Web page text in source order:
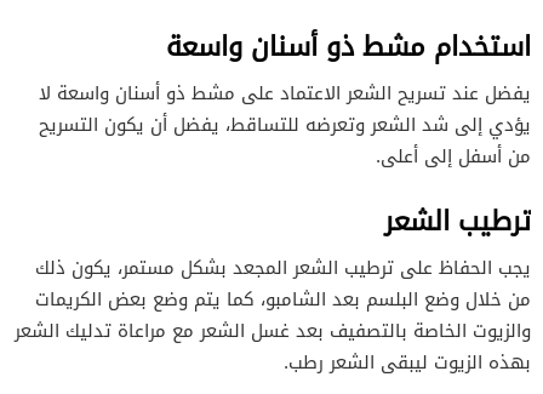
استخدام مشط ذو أسنان واسعة
يفضل عند تسريح الشعر الاعتماد على مشط ذو أسنان واسعة لا
يؤدي إلى شد الشعر وتعرضه للتساقط، يفضل أن يكون التسريح
من أسفل إلى أعلى.
ترطيب الشعر
يجب الحفاظ على ترطيب الشعر المجعد بشكل مستمر، يكون ذلك
من خلال وضع البلسم بعد الشامبو، كما يتم وضع بعض الكريمات
والزيوت الخاصة بالتصفيف بعد غسل الشعر مع مراعاة تدليك الشعر
بهذه الزيوت ليبقى الشعر رطب.